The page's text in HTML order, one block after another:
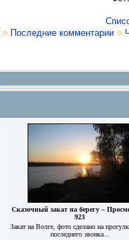
Последние комментарии
Сказочный закат на берегу –
923
Закат на Волге, фото сделано на
последнего звонка...